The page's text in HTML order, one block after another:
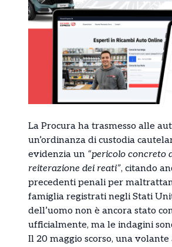
La Procura ha trasmesso alle
un’ordinanza di custodia
evidenzia un “pericolo concreto
reiterazione dei reati”, citando
precedenti penali per
famiglia registrati negli Stati
dell’uomo non è ancora stato
ufficialmente, ma le indagini
Il 20 maggio scorso, una